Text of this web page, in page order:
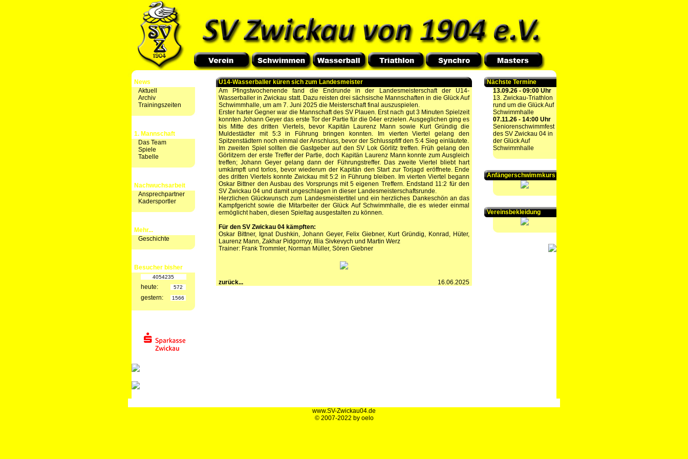
News
Aktuell
Archiv
Trainingszeiten
1. Mannschaft
Das Team
Spiele
Tabelle
Nachwuchsarbeit
Ansprechpartner
Kadersportler
Mehr...
Geschichte
Besucher bisher
4054235
heute: 572
gestern: 1566
U14-Wasserballer küren sich zum Landesmeister
Am Pfingstwochenende fand die Endrunde in der Landesmeisterschaft der U14-
Wasserballer in Zwickau statt. Dazu reisten drei sächsische Mannschaften in die Glück Auf
Schwimmhalle, um am 7. Juni 2025 die Meisterschaft final auszuspielen.
Erster harter Gegner war die Mannschaft des SV Plauen. Erst nach gut 3 Minuten Spielzeit
konnten Johann Geyer das erste Tor der Partie für die 04er erzielen. Ausgeglichen ging es
bis Mitte des dritten Viertels, bevor Kapitän Laurenz Mann sowie Kurt Gründig die
Muldestädter mit 5:3 in Führung bringen konnten. Im vierten Viertel gelang den
Spitzenstädtern noch einmal der Anschluss, bevor der Schlusspfiff den 5:4 Sieg einläutete.
Im zweiten Spiel sollten die Gastgeber auf den SV Lok Görlitz treffen. Früh gelang den
Görlitzern der erste Treffer der Partie, doch Kapitän Laurenz Mann konnte zum Ausgleich
treffen; Johann Geyer gelang dann der Führungstreffer. Das zweite Viertel bliebt hart
umkämpft und torlos, bevor wiederum der Kapitän den Start zur Torjagd eröffnete. Ende
des dritten Viertels konnte Zwickau mit 5:2 in Führung bleiben. Im vierten Viertel begann
Oskar Bittner den Ausbau des Vorsprungs mit 5 eigenen Treffern. Endstand 11:2 für den
SV Zwickau 04 und damit ungeschlagen in dieser Landesmeisterschaftsrunde.
Herzlichen Glückwunsch zum Landesmeistertitel und ein herzliches Dankeschön an das
Kampfgericht sowie die Mitarbeiter der Glück Auf Schwimmhalle, die es wieder einmal
ermöglicht haben, diesen Spieltag ausgestalten zu können.
Für den SV Zwickau 04 kämpften:
Oskar Bittner, Ignat Dushkin, Johann Geyer, Felix Giebner, Kurt Gründig, Konrad, Hüter,
Laurenz Mann, Zakhar Pidgornyy, Illia Sivkevych und Martin Werz
Trainer: Frank Trommler, Norman Müller, Sören Giebner
zurück... 16.06.2025
Nächste Termine
13.09.26 - 09:00 Uhr
13. Zwickau-Triathlon
rund um die Glück Auf
Schwimmhalle
07.11.26 - 14:00 Uhr
Seniorenschwimmfest
des SV Zwickau 04 in
der Glück Auf
Schwimmhalle
Anfängerschwimmkurs
Vereinsbekleidung
www.SV-Zwickau04.de
© 2007-2022 by oelo